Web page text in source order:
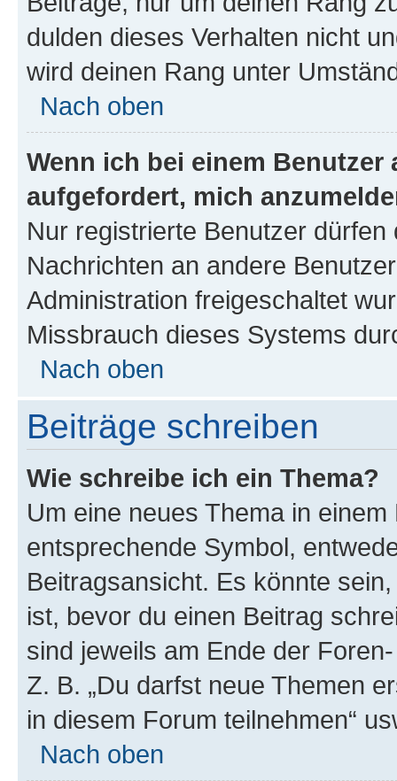
dulden dieses Verhalten nicht
wird deinen Rang unter
Nach oben
Wenn ich bei einem
aufgefordert, mich
Nur registrierte Benutzer
Nachrichten an andere
Administration freigeschaltet
Missbrauch dieses Systems
Nach oben
Beiträge schreiben
Wie schreibe ich ein Thema?
Um eine neues Thema in
entsprechende Symbol,
Beitragsansicht. Es könnte
ist, bevor du einen Beitrag
sind jeweils am Ende der
Z. B. „Du darfst neue Themen
in diesem Forum teilnehmen“
Nach oben